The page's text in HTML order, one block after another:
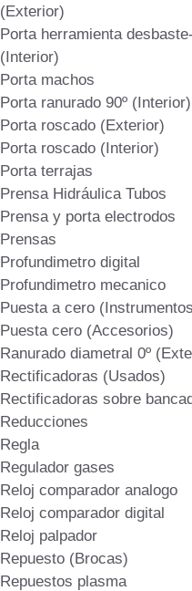
(Exterior)
Porta herramienta
(Interior)
Porta machos
Porta ranurado 90º (Interior)
Porta roscado (Exterior)
Porta roscado (Interior)
Porta terrajas
Prensa Hidráulica Tubos
Prensa y porta electrodos
Prensas
Profundimetro digital
Profundimetro mecanico
Puesta a cero
Puesta cero (Accesorios)
Ranurado diametral 0º
Rectificadoras (Usados)
Rectificadoras sobre
Reducciones
Regla
Regulador gases
Reloj comparador analogo
Reloj comparador digital
Reloj palpador
Repuesto (Brocas)
Repuestos plasma